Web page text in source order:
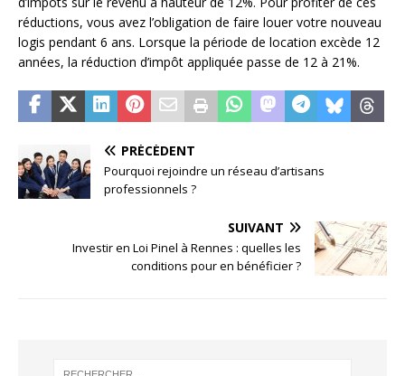
réductions, vous avez l’obligation de faire louer votre nouveau
logis pendant 6 ans. Lorsque la période de location excède 12
années, la réduction d’impôt appliquée passe de 12 à 21%.
PRÉCÉDENT
Pourquoi rejoindre un réseau d’artisans
professionnels ?
SUIVANT
Investir en Loi Pinel à Rennes : quelles les
conditions pour en bénéficier ?